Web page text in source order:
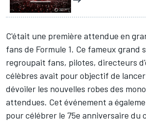
C'était une première attendue en
fans de Formule 1. Ce fameux grand
regroupait fans, pilotes, directeurs
célèbres avait pour objectif de
dévoiler les nouvelles robes des
attendues. Cet événement a
pour célébrer le 75e anniversaire du